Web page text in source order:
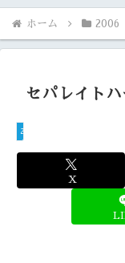
ホーム 2006
セパレイトハ
2006
X